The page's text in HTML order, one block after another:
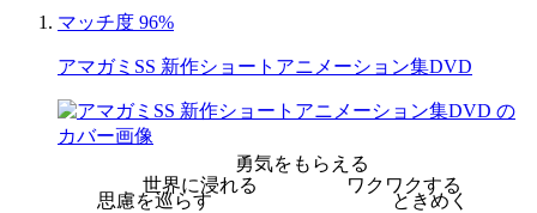
マッチ度 96%
アマガミSS 新作ショートアニメーション集DVD
勇気をもらえる
ワクワクする
ときめく
思慮を巡らす
世界に浸れる